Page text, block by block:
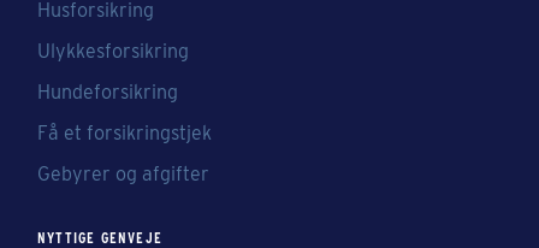
Husforsikring
Ulykkesforsikring
Hundeforsikring
Få et forsikringstjek
Gebyrer og afgifter
NYTTIGE GENVEJE